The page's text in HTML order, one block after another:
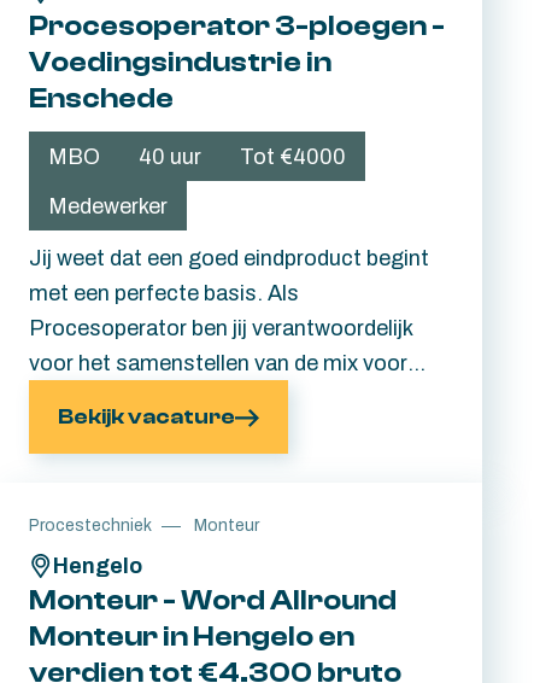
later in supermarkten door heel
Europa terugziet. Een omgeving
waar jouw technische expertise
direct het verschil maken en jij
ervoor zorgt dat alles blijft draaien
zoals het hoort. Lees snel verder en
ontdek wat deze uitdaging jou te
bieden heeft.
Procesoperator 3-ploegen -
Voedingsindustrie in
Enschede
MBO
40 uur
Tot €4000
Medewerker
Jij weet dat een goed eindproduct begint
met een perfecte basis. Als
Procesoperator ben jij verantwoordelijk
voor het samenstellen van de mix voor
supermarkten door heel Europa
machines. Klaar voor een nieuwe
uitdaging? Lees gauw verder.
Bekijk vacature
Procestechniek Monteur
Monteur - Word Allround
Monteur in Hengelo en
verdien tot €4.300 bruto
Hengelo